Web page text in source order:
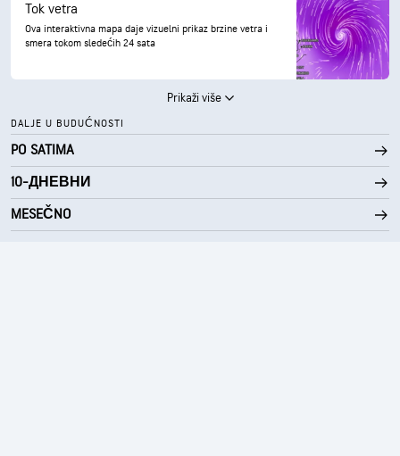
Tok vetra
Ova interaktivna mapa daje vizuelni prikaz brzine vetra i
smera tokom sledećih 24 sata
Prikaži više
DALJE U BUDUĆNOSTI
PO SATIMA
10-ДНЕВНИ
MESEČNO